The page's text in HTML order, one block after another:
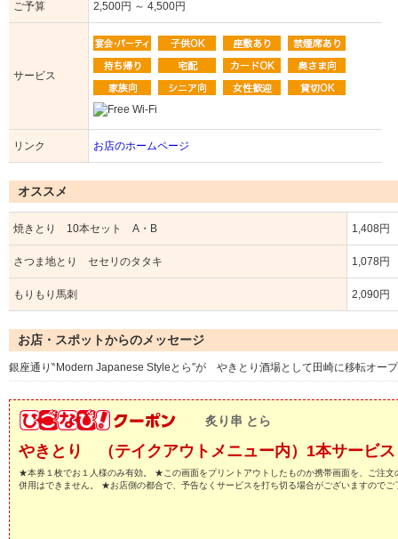
ご予算 2,500円 ～ 4,500円
サービス
リンク お店のホームページ
オススメ
焼きとり 10本セット A・B 1,408円
さつま地とり セセリのタタキ 1,078円
もりもり馬刺 2,090円
お店・スポットからのメッセージ
銀座通り‶Modern Japanese Styleとら″が やきとり酒場として田崎に移転オー
炙り串 とら
やきとり （テイクアウトメニュー内）1本サービス
★本券１枚でお１人様のみ有効。 ★この画面をプリントアウトしたものか携帯画面を、ご注
併用はできません。 ★お店側の都合で、予告なくサービスを打ち切る場合がございますのでご